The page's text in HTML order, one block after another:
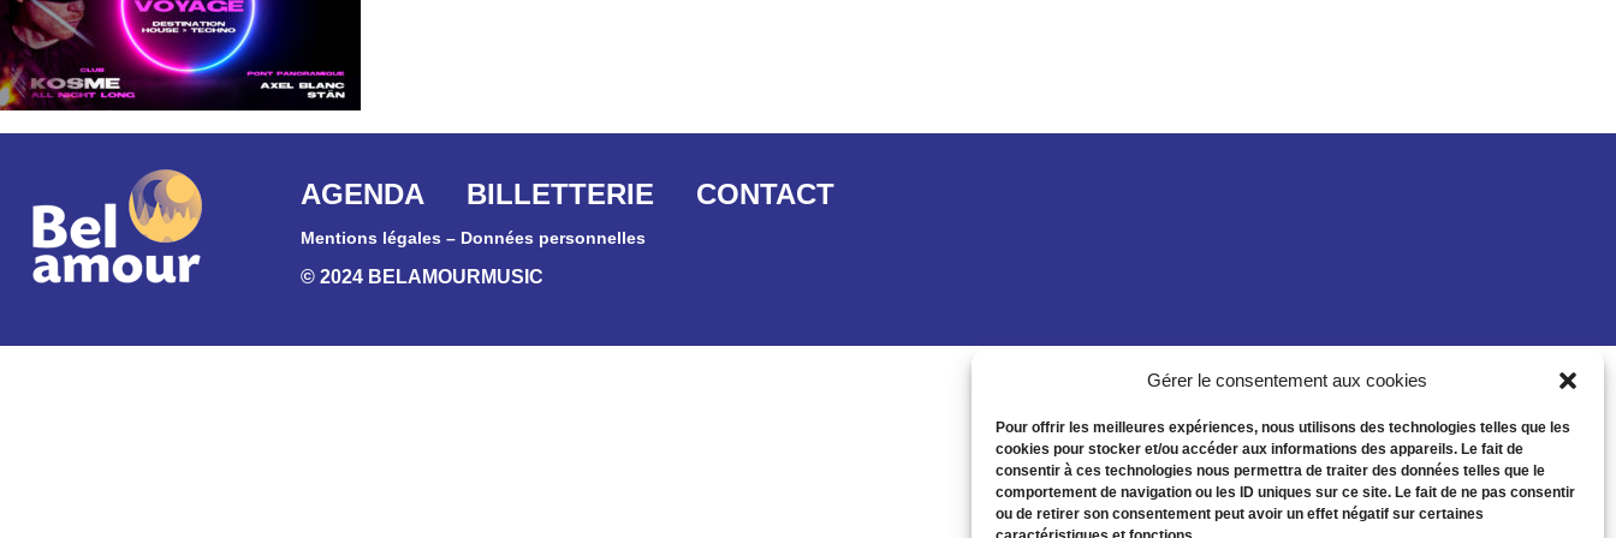
Gérer le consentement aux cookies
Pour offrir les meilleures expériences, nous utilisons des technologies telles que les
cookies pour stocker et/ou accéder aux informations des appareils. Le fait de
consentir à ces technologies nous permettra de traiter des données telles que le
comportement de navigation ou les ID uniques sur ce site. Le fait de ne pas consentir
ou de retirer son consentement peut avoir un effet négatif sur certaines
AGENDA BILLETTERIE CONTACT
Mentions légales – Données personnelles
© 2024 BELAMOURMUSIC